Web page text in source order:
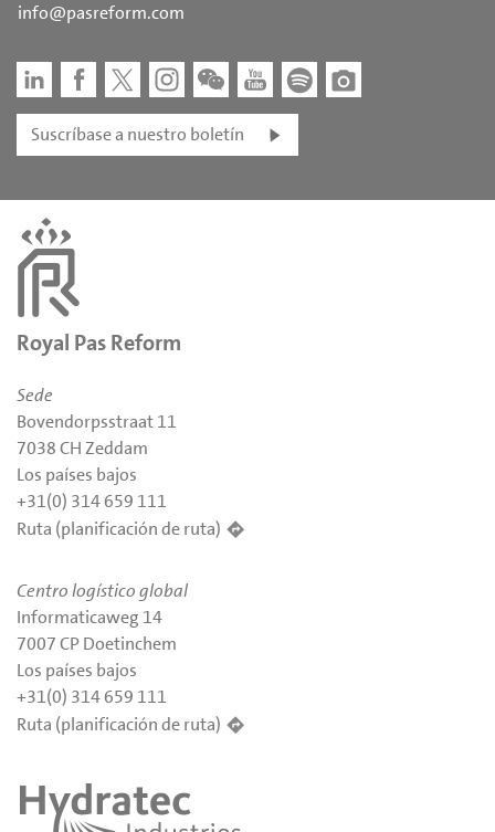
info@pasreform.com
Suscríbase a nuestro boletín
Royal Pas Reform
Sede
Bovendorpsstraat 11
7038 CH Zeddam
Los países bajos
+31(0) 314 659 111
Ruta (planificación de ruta)
Centro logístico global
Informaticaweg 14
7007 CP Doetinchem
Los países bajos
+31(0) 314 659 111
Ruta (planificación de ruta)